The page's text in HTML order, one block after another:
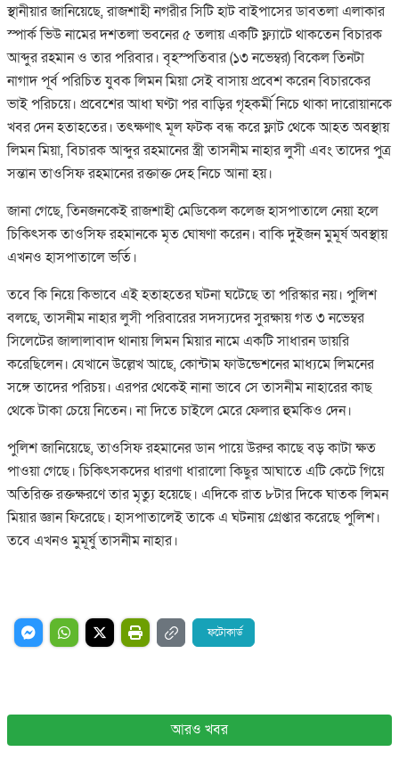
স্থানীয়ার জানিয়েছে, রাজশাহী নগরীর সিটি হাট বাইপাসের ডাবতলা এলাকার
স্পার্ক ভিউ নামের দশতলা ভবনের ৫ তলায় একটি ফ্ল্যাটে থাকতেন বিচারক
আব্দুর রহমান ও তার পরিবার। বৃহস্পতিবার (১৩ নভেম্বর) বিকেল তিনটা
নাগাদ পূর্ব পরিচিত যুবক লিমন মিয়া সেই বাসায় প্রবেশ করেন বিচারকের
ভাই পরিচয়ে। প্রবেশের আধা ঘণ্টা পর বাড়ির গৃহকর্মী নিচে থাকা দারোয়ানকে
খবর দেন হতাহতের। তৎক্ষণাৎ মূল ফটক বন্ধ করে ফ্লাট থেকে আহত অবস্থায়
লিমন মিয়া, বিচারক আব্দুর রহমানের স্ত্রী তাসনীম নাহার লুসী এবং তাদের পুত্র
সন্তান তাওসিফ রহমানের রক্তাক্ত দেহ নিচে আনা হয়।
জানা গেছে, তিনজনকেই রাজশাহী মেডিকেল কলেজ হাসপাতালে নেয়া হলে
চিকিৎসক তাওসিফ রহমানকে মৃত ঘোষণা করেন। বাকি দুইজন মুমূর্ষ অবস্থায়
এখনও হাসপাতালে ভর্তি।
তবে কি নিয়ে কিভাবে এই হতাহতের ঘটনা ঘটেছে তা পরিস্কার নয়। পুলিশ
বলছে, তাসনীম নাহার লুসী পরিবারের সদস্যদের সুরক্ষায় গত ৩ নভেম্বর
সিলেটের জালালাবাদ থানায় লিমন মিয়ার নামে একটি সাধারন ডায়রি
করেছিলেন। যেখানে উল্লেখ আছে, কোন্টাম ফাউন্ডেশনের মাধ্যমে লিমনের
সঙ্গে তাদের পরিচয়। এরপর থেকেই নানা ভাবে সে তাসনীম নাহারের কাছ
থেকে টাকা চেয়ে নিতেন। না দিতে চাইলে মেরে ফেলার হুমকিও দেন।
পুলিশ জানিয়েছে, তাওসিফ রহমানের ডান পায়ে উরুর কাছে বড় কাটা ক্ষত
পাওয়া গেছে। চিকিৎসকদের ধারণা ধারালো কিছুর আঘাতে এটি কেটে গিয়ে
অতিরিক্ত রক্তক্ষরণে তার মৃত্যু হয়েছে। এদিকে রাত ৮টার দিকে ঘাতক লিমন
মিয়ার জ্ঞান ফিরেছে। হাসপাতালেই তাকে এ ঘটনায় গ্রেপ্তার করেছে পুলিশ।
তবে এখনও মুমূর্ষু তাসনীম নাহার।
ফটোকার্ড
আরও খবর